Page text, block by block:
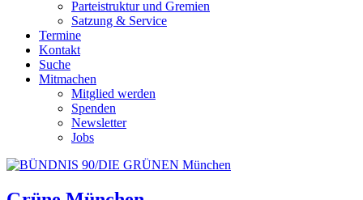
Parteistruktur und Gremien
Satzung & Service
Termine
Kontakt
Suche
Mitmachen
Mitglied werden
Spenden
Newsletter
Jobs